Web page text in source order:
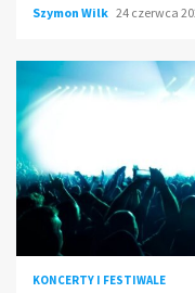
Szymon Wilk 24 czerwca
KONCERTY I FESTIWALE